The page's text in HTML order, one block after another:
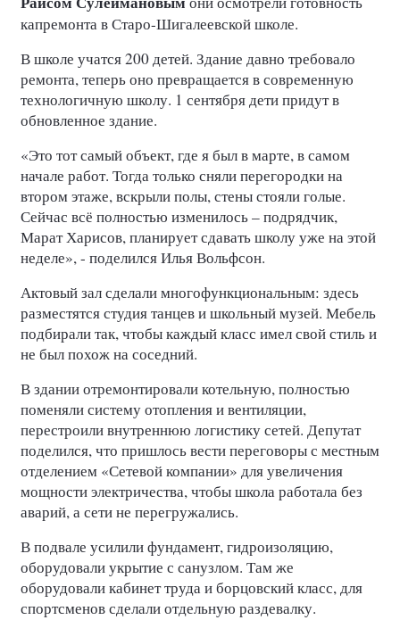
капремонта в Старо-Шигалеевской школе.
В школе учатся 200 детей. Здание давно требовало
ремонта, теперь оно превращается в современную
технологичную школу. 1 сентября дети придут в
обновленное здание.
«Это тот самый объект, где я был в марте, в самом
начале работ. Тогда только сняли перегородки на
втором этаже, вскрыли полы, стены стояли голые.
Сейчас всё полностью изменилось – подрядчик,
Марат Харисов, планирует сдавать школу уже на этой
неделе», - поделился Илья Вольфсон.
Актовый зал сделали многофункциональным: здесь
разместятся студия танцев и школьный музей. Мебель
подбирали так, чтобы каждый класс имел свой стиль и
не был похож на соседний.
В здании отремонтировали котельную, полностью
поменяли систему отопления и вентиляции,
перестроили внутреннюю логистику сетей. Депутат
поделился, что пришлось вести переговоры с местным
отделением «Сетевой компании» для увеличения
мощности электричества, чтобы школа работала без
аварий, а сети не перегружались.
В подвале усилили фундамент, гидроизоляцию,
оборудовали укрытие с санузлом. Там же
оборудовали кабинет труда и борцовский класс, для
спортсменов сделали отдельную раздевалку.